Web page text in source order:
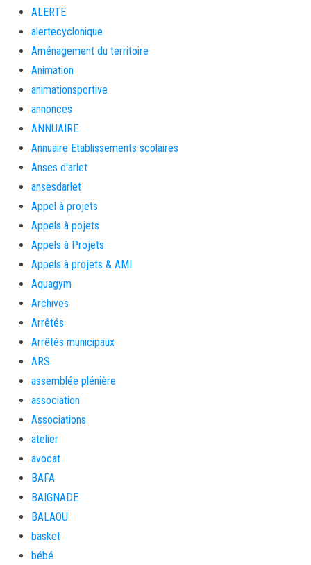
ALERTE
alertecyclonique
Aménagement du territoire
Animation
animationsportive
annonces
ANNUAIRE
Annuaire Etablissements scolaires
Anses d'arlet
ansesdarlet
Appel à projets
Appels à pojets
Appels à Projets
Appels à projets & AMI
Aquagym
Archives
Arrêtés
Arrêtés municipaux
ARS
assemblée plénière
association
Associations
atelier
avocat
BAFA
BAIGNADE
BALAOU
basket
bébé